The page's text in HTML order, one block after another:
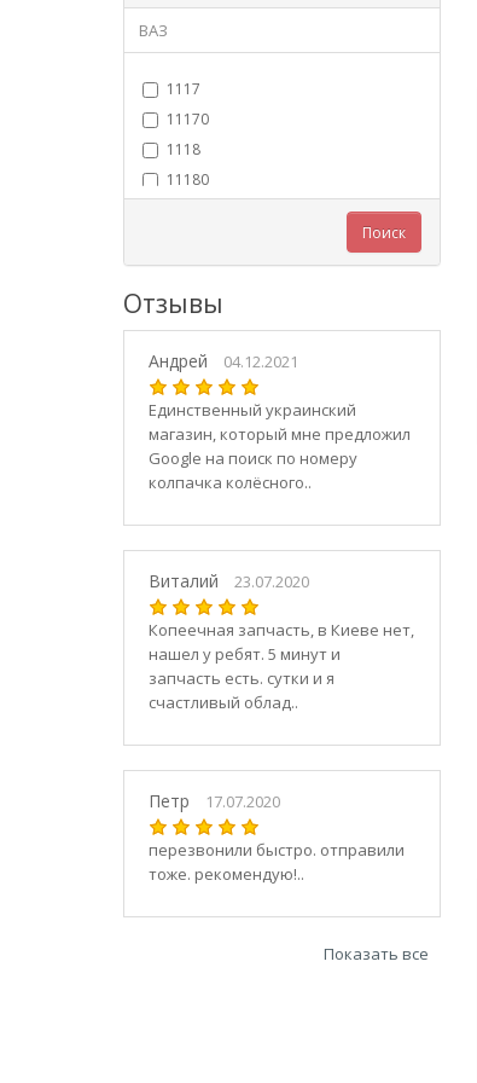
ВАЗ
1117
11170
1118
11180
11186
1119
11190
11194
2101
21010
2102
21020
21040
21044
21047
2107
21070
21073
Поиск
Отзывы
Андрей 04.12.2021
Единственный украинский
магазин, который мне предложил
Google на поиск по номеру
колпачка колёсного..
Виталий 23.07.2020
Копеечная запчасть, в Киеве нет,
нашел у ребят. 5 минут и
запчасть есть. сутки и я
счастливый облад..
Петр 17.07.2020
перезвонили быстро. отправили
тоже. рекомендую!..
Показать все